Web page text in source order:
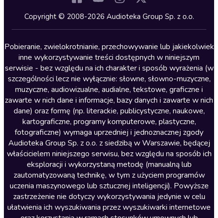
Kryminały
Lektury szkolne
Literatura anglojęzyczna
Literatura faktu
Literatura obyczajowa
Literatura piękna obca
Literatura piękna polska
Nagrania relaksacyjne
Nauka języków
Nauki humanistyczne
Podcasty i audycje
Polityka
Prasa
Copyright © 2008-2026 Audioteka Group Sp. z o.o.
Pobieranie, zwielokrotnianie, przechowywanie lub jakiekolwiek
inne wykorzystywanie treści dostępnych w niniejszym
serwisie - bez względu na ich charakter i sposób wyrażenia (w
szczególności lecz nie wyłącznie: słowne, słowno-muzyczne,
muzyczne, audiowizualne, audialne, tekstowe, graficzne i
zawarte w nich dane i informacje, bazy danych i zawarte w nich
dane) oraz formę (np. literackie, publicystyczne, naukowe,
kartograficzne, programy komputerowe, plastyczne,
fotograficzne) wymaga uprzedniej i jednoznacznej zgody
Audioteka Group Sp. z o.o. z siedzibą w Warszawie, będącej
właścicielem niniejszego serwisu, bez względu na sposób ich
eksploracji i wykorzystaną metodę (manualną lub
zautomatyzowaną technikę, w tym z użyciem programów
uczenia maszynowego lub sztucznej inteligencji). Powyższe
zastrzeżenie nie dotyczy wykorzystywania jedynie w celu
ułatwienia ich wyszukiwania przez wyszukiwarki internetowe